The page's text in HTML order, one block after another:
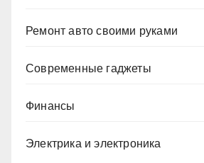
Ремонт авто своими руками
Современные гаджеты
Финансы
Электрика и электроника